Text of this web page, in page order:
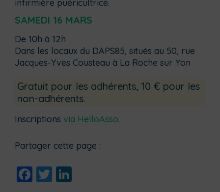
infirmière puéricultrice.
SAMEDI 16 MARS
De 10h à 12h
Dans les locaux du DAPS85, situés au 50, rue
Jacques-Yves Cousteau à La Roche sur Yon
Gratuit pour les adhérents, 10 € pour les
non-adhérents.
Inscriptions via HelloAsso.
Partager cette page :
Facebook
Twitter